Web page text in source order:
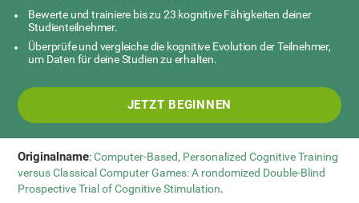
Bewerte und trainiere bis zu 23 kognitive Fähigkeiten deiner
Studienteilnehmer.
Überprüfe und vergleiche die kognitive Evolution der Teilnehmer,
um Daten für deine Studien zu erhalten.
JETZT BEGINNEN
Originalname:Computer-Based, Personalized Cognitive Training
versus Classical Computer Games: A rondomized Double-Blind
Prospective Trial of Cognitive Stimulation.